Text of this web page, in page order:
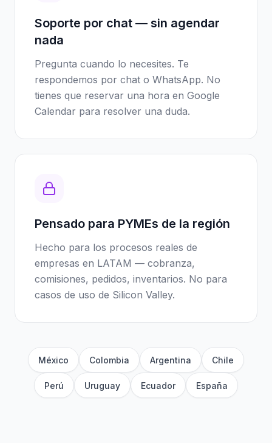
Soporte por chat — sin agendar
nada
Pregunta cuando lo necesites. Te
respondemos por chat o WhatsApp. No
tienes que reservar una hora en Google
Calendar para resolver una duda.
Pensado para PYMEs de la región
Hecho para los procesos reales de
empresas en LATAM — cobranza,
comisiones, pedidos, inventarios. No para
casos de uso de Silicon Valley.
México Colombia Argentina Chile
Perú Uruguay Ecuador España